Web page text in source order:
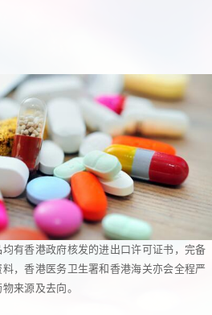
均有香港政府核发的进出口许可证书，完备
料，香港医务卫生署和香港海关亦会全程严
来源及去向。